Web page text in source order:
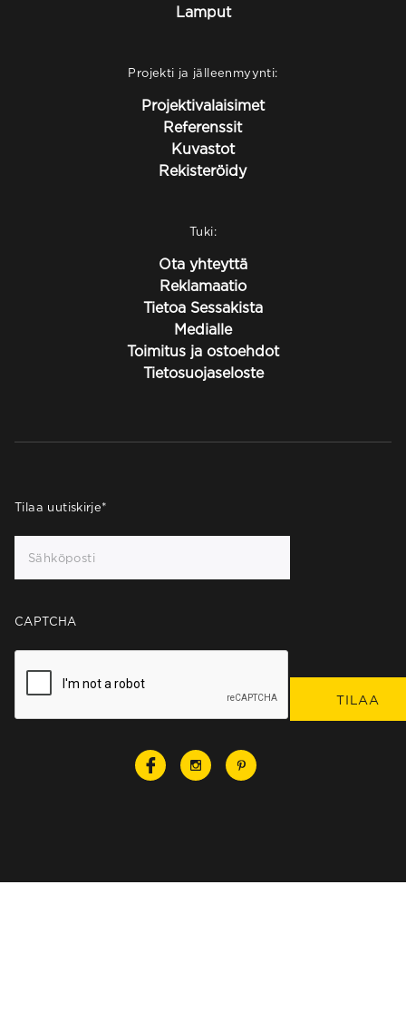
Lamput
Projekti ja jälleenmyynti:
Projektivalaisimet
Referenssit
Kuvastot
Rekisteröidy
Tuki:
Ota yhteyttä
Reklamaatio
Tietoa Sessakista
Medialle
Toimitus ja ostoehdot
Tietosuojaseloste
Tilaa uutiskirje*
CAPTCHA